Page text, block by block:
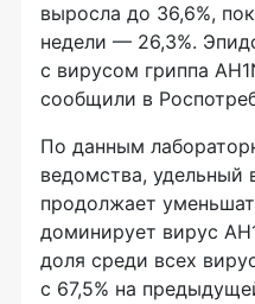
выросла до 36,6%,
недели — 26,3%.
с вирусом гриппа
сообщили в
По данным
ведомства, удельный
продолжает
доминирует вирус
доля среди всех
с 67,5% на